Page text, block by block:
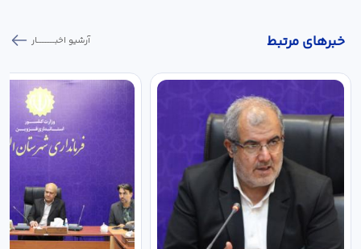
خبر‌های مرتبط آرشیو اخبـــــــــــار